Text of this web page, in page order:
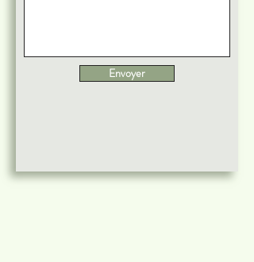
Envoyer